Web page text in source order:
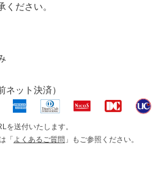
ください。
ネット決済）
を送付いたします。
「 よくあるご質問 」もご参照ください。